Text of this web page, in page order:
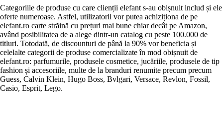
Categoriile de produse cu care clienții elefant s-au obișnuit includ și ele
oferte numeroase. Astfel, utilizatorii vor putea achiziționa de pe
elefant.ro carte străină cu prețuri mai bune chiar decât pe Amazon,
având posibilitatea de a alege dintr-un catalog cu peste 100.000 de
titluri. Totodată, de discounturi de până la 90% vor beneficia și
celelalte categorii de produse comercializate în mod obișnuit de
elefant.ro: parfumurile, produsele cosmetice, jucăriile, produsele de tip
fashion și accesoriile, multe de la branduri renumite precum precum
Guess, Calvin Klein, Hugo Boss, Bvlgari, Versace, Revlon, Fossil,
Casio, Esprit, Lego.